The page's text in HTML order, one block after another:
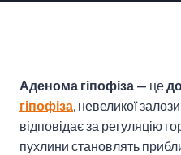
Аденома гіпофіза — це
гіпофіза, невеликої
відповідає за регуляцію
пухлини становлять